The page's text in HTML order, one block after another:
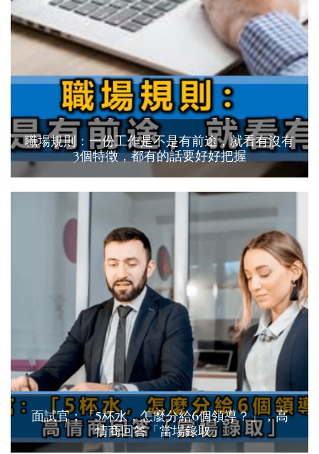
職場規則：一份工作是不是有前途，就看有沒有
3個特徵，都有的話要好好把握
面試官：「5杯水，怎麼分給6個領導？」，高
情商回答「當場錄取」